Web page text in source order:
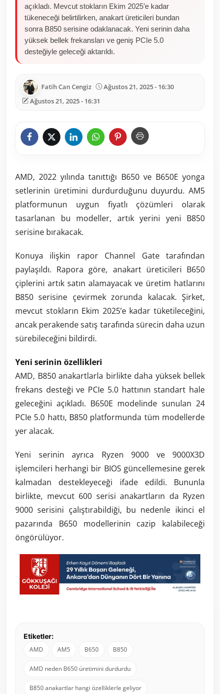
açıkladı. Mevcut stokların Ekim 2025’e kadar
tükeneceği belirtilirken, anakart üreticileri bundan
sonra B850 serisine odaklanacak. Yeni serinin daha
yüksek bellek frekansları ve geniş PCIe 5.0
desteğiyle geleceği aktarıldı.
Fatih Can Cengiz
Ağustos 21, 2025 - 16:30
Ağustos 21, 2025 - 16:31
AMD, 2022 yılında tanıttığı B650 ve B650E yonga
setlerinin üretimini durdurduğunu duyurdu. AM5
platformunun uygun fiyatlı çözümleri olarak
tasarlanan bu modeller, artık yerini yeni B850
serisine bırakacak.
Konuya ilişkin rapor Channel Gate tarafından
paylaşıldı. Rapora göre, anakart üreticileri B650
çiplerini artık satın alamayacak ve üretim hatlarını
B850 serisine çevirmek zorunda kalacak. Şirket,
mevcut stokların Ekim 2025’e kadar tüketileceğini,
ancak perakende satış tarafında sürecin daha uzun
sürebileceğini bildirdi.
Yeni serinin özellikleri
AMD, B850 anakartlarla birlikte daha yüksek bellek
frekans desteği ve PCIe 5.0 hattının standart hale
geleceğini açıkladı. B650E modelinde sunulan 24
PCIe 5.0 hattı, B850 platformunda tüm modellerde
yer alacak.
Yeni serinin ayrıca Ryzen 9000 ve 9000X3D
işlemcileri herhangi bir BIOS güncellemesine gerek
kalmadan destekleyeceği ifade edildi. Bununla
birlikte, mevcut 600 serisi anakartların da Ryzen
9000 serisini çalıştırabildiği, bu nedenle ikinci el
pazarında B650 modellerinin cazip kalabileceği
öngörülüyor.
Etiketler:
AMD
AM5 B650 B850
AMD neden B650 üretimini durdurdu
B850 anakartlar hangi özelliklerle geliyor